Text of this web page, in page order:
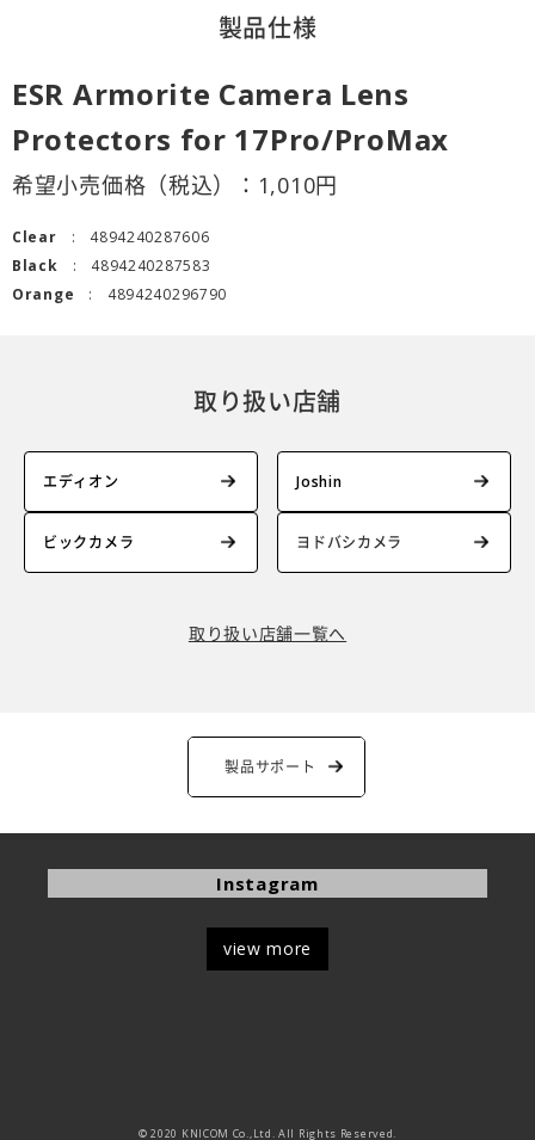
製品仕様
ESR Armorite Camera Lens
Protectors for 17Pro/ProMax
希望小売価格（税込）： 1,010円
Clear
4894240287606
Black
4894240287583
Orange
4894240296790
取り扱い店舗
エディオン Joshin
ビックカメラ ヨドバシカメラ
取り扱い店舗一覧へ
製品サポート
Instagram
view more
© 2020 KNICOM Co.,Ltd. All Rights Reserved.